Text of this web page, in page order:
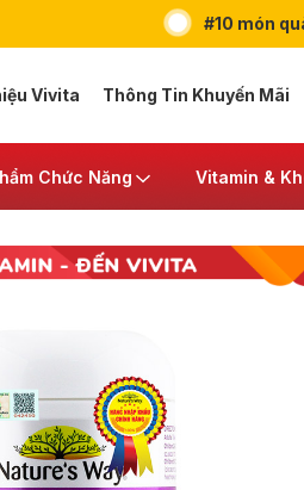
#10 món
Vivita Thông Tin Khuyến Mãi
Chức Năng Vitamin &